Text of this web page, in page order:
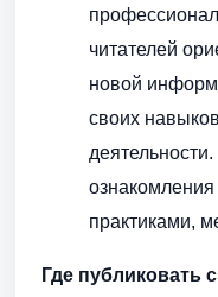
читателей
новой
своих
практиками,
Где публиковать